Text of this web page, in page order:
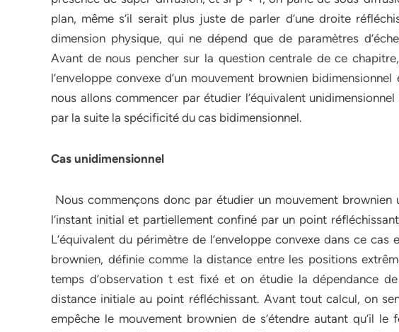
plan, même s’il serait plus juste de parler d’une droite
dimension physique, qui ne dépend que de paramètres
Avant de nous pencher sur la question centrale de ce
l’enveloppe convexe d’un mouvement brownien
nous allons commencer par étudier l’équivalent
par la suite la spécificité du cas bidimensionnel.
Cas unidimensionnel
Nous commençons donc par étudier un mouvement brownien
l’instant initial et partiellement confiné par un point
L’équivalent du périmètre de l’enveloppe convexe dans ce cas
brownien, définie comme la distance entre les positions
temps d’observation t est fixé et on étudie la dépendance
distance initiale au point réfléchissant. Avant tout calcul, on
empêche le mouvement brownien de s’étendre autant qu’il